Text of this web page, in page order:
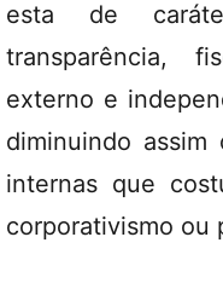
esta de
transparência,
externo e
diminuindo
internas que
corporativismo ou